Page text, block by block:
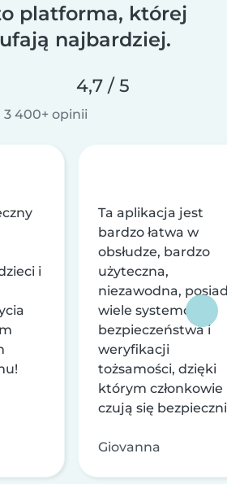
platforma, której
najbardziej.
4,7 / 5
3 400+ opinii
i
Ta aplikacja jest
bardzo łatwa w
obsłudze, bardzo
użyteczna,
niezawodna,
wiele systemów
bezpieczeństwa i
weryfikacji
tożsamości, dzięki
którym członkowie
czują się
Giovanna